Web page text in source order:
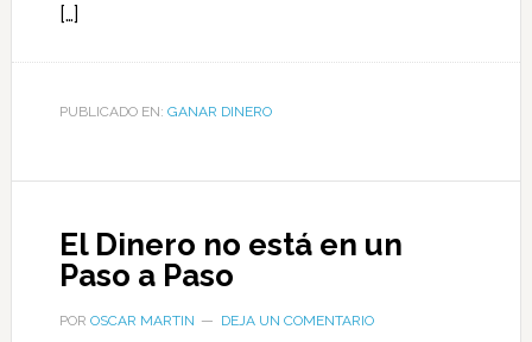
[…]
PUBLICADO EN: GANAR DINERO
El Dinero no está en un
Paso a Paso
POR OSCAR MARTIN DEJA UN COMENTARIO